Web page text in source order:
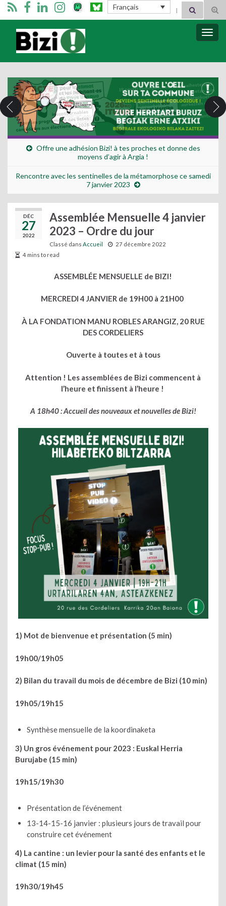
Français Search for:
Bizimugi
Offre une adhésion Bizi! à tes proches et donne des
moyens d’agir à Argia !
Rencontre avec les sentinelles de la métamorphose ce samedi
7 janvier 2023
DÉC
27
2022
Assemblée Mensuelle 4 janvier
2023 – Ordre du jour
Classé dans Accueil
27 décembre 2022
4 mins to read
ASSEMBLÉE MENSUELLE de BIZI!
MERCREDI 4 JANVIER de 19H00 à 21H00
À LA FONDATION MANU ROBLES ARANGIZ, 20 RUE
DES CORDELIERS
Ouverte à toutes et à tous
Attention ! Les assemblées de Bizi commencent à
l’heure et finissent à l’heure !
A 18h40 : Accueil des nouveaux et nouvelles de Bizi!
1) Mot de bienvenue et présentation (5 min)
19h00/19h05
2) Bilan du travail du mois de décembre de Bizi (10 min)
19h05/19h15
Synthèse mensuelle de la koordinaketa
3) Un gros événement pour 2023 : Euskal Herria
Burujabe (15 min)
19h15/19h30
Présentation de l’événement
13-14-15-16 janvier : plusieurs jours de travail pour
construire cet événement
4) La cantine : un levier pour la santé des enfants et le
climat (15 min)
19h30/19h45